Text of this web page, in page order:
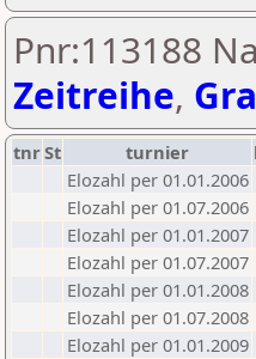
Pnr:113188
Zeitreihe,
tnrSt turnier
Elozahl per 01.01.2006
Elozahl per 01.07.2006
Elozahl per 01.01.2007
Elozahl per 01.07.2007
Elozahl per 01.01.2008
Elozahl per 01.07.2008
Elozahl per 01.01.2009